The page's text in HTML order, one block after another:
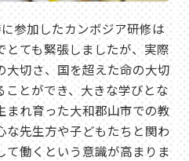
参加したカンボジア研修は
ても緊張しましたが、実際
大切さ、国を超えた命の大切
ことができ、大きな学びとな
まれ育った大和郡山市での教
な先生方や子どもたちと関わ
て働くという意識が高まりま